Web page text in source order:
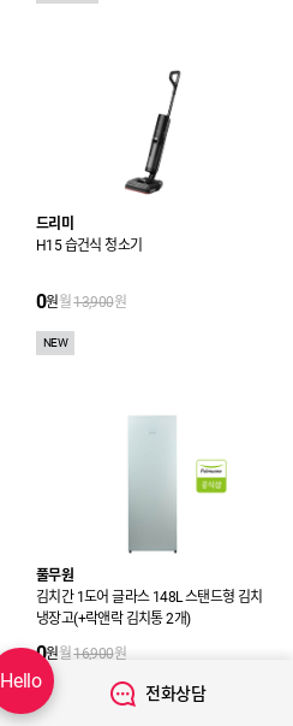
드리미
H15 습건식 청소기
0원월13,900원
NEW
풀무원
김치간 1도어 글라스 148L 스탠드형 김치
냉장고(+락앤락 김치통 2개)
0원월16,900원
NEW 사은품 증정
Hello
전화상담